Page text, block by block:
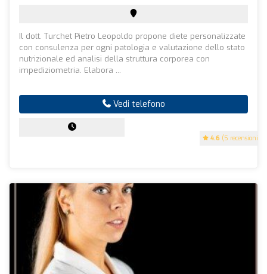
4.6 (5 recensioni)
Il dott. Turchet Pietro Leopoldo propone diete personalizzate
con consulenza per ogni patologia e valutazione dello stato
nutrizionale ed analisi della struttura corporea con
impediziometria. Elabora ...
Vedi telefono